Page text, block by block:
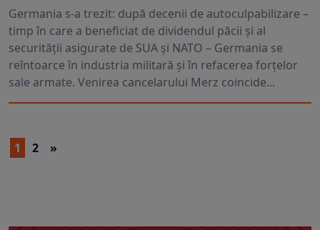
Germania s-a trezit: după decenii de autoculpabilizare –
timp în care a beneficiat de dividendul păcii și al
securității asigurate de SUA și NATO – Germania se
reîntoarce în industria militară și în refacerea forțelor
sale armate. Venirea cancelarului Merz coincide...
1 2 »